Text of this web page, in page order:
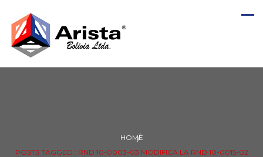
HOME
POSTS TAGGED : RND 10-0003-03 MODIFICA LA RND 10-0015-02